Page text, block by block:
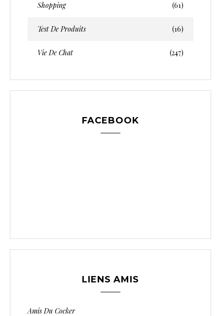
Shopping (61)
Test De Produits (16)
Vie De Chat (247)
FACEBOOK
LIENS AMIS
Amis Du Cocker